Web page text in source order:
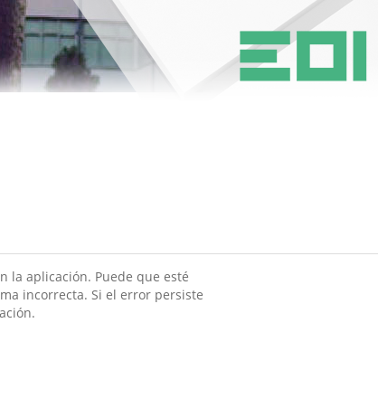
la aplicación. Puede que esté
incorrecta. Si el error persiste